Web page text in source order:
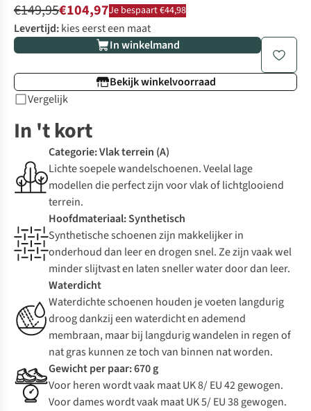
€149,95€104,97Je bespaart €44,98
Levertijd:kies eerst een maat
In winkelmand
Bekijk winkelvoorraad
Vergelijk
In 't kort
Categorie: Vlak terrein (A)
Lichte soepele wandelschoenen. Veelal lage
modellen die perfect zijn voor vlak of lichtglooiend
terrein.
Hoofdmateriaal: Synthetisch
Synthetische schoenen zijn makkelijker in
onderhoud dan leer en drogen snel. Ze zijn vaak wel
minder slijtvast en laten sneller water door dan leer.
Waterdicht
Waterdichte schoenen houden je voeten langdurig
droog dankzij een waterdicht en ademend
membraan, maar bij langdurig wandelen in regen of
nat gras kunnen ze toch van binnen nat worden.
Gewicht per paar: 670 g
Voor heren wordt vaak maat UK 8/ EU 42 gewogen.
Voor dames wordt vaak maat UK 5/ EU 38 gewogen.